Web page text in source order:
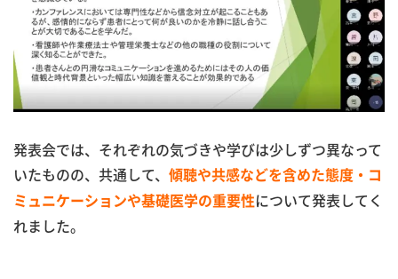
発表会では、それぞれの気づきや学びは少しずつ異なって
いたものの、共通して、
傾聴や共感などを含めた態度・コ
ミュニケーションや基礎医学の重要性について発表してく
れました。